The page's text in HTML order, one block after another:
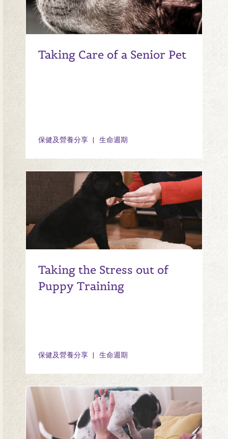
Taking Care of a Senior Pet
保健及營養分享 生命週期
Taking the Stress out of
Puppy Training
保健及營養分享 生命週期